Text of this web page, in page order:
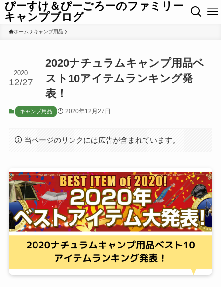
ぴーすけ＆ぴーごろーのファミリー
キャンプブログ
ホーム キャンプ用品
2020ナチュラムキャンプ用品ベ
スト10アイテムランキング発
表！
2020
12/27
キャンプ用品 2020年12月27日
当ページのリンクには広告が含まれています。